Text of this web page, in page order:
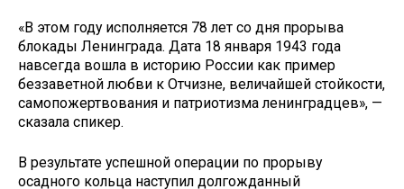
«В этом году исполняется 78 лет со дня прорыва
блокады Ленинграда. Дата 18 января 1943 года
навсегда вошла в историю России как пример
беззаветной любви к Отчизне, величайшей стойкости,
самопожертвования и патриотизма ленинградцев», —
сказала спикер.
В результате успешной операции по прорыву
осадного кольца наступил долгожданный